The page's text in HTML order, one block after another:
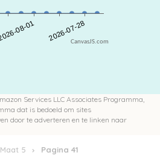
CanvasJS.com
Services LLC Associates Programma,
dat is bedoeld om sites
door te adverteren en te linken naar
Maat 5 Pagina 41